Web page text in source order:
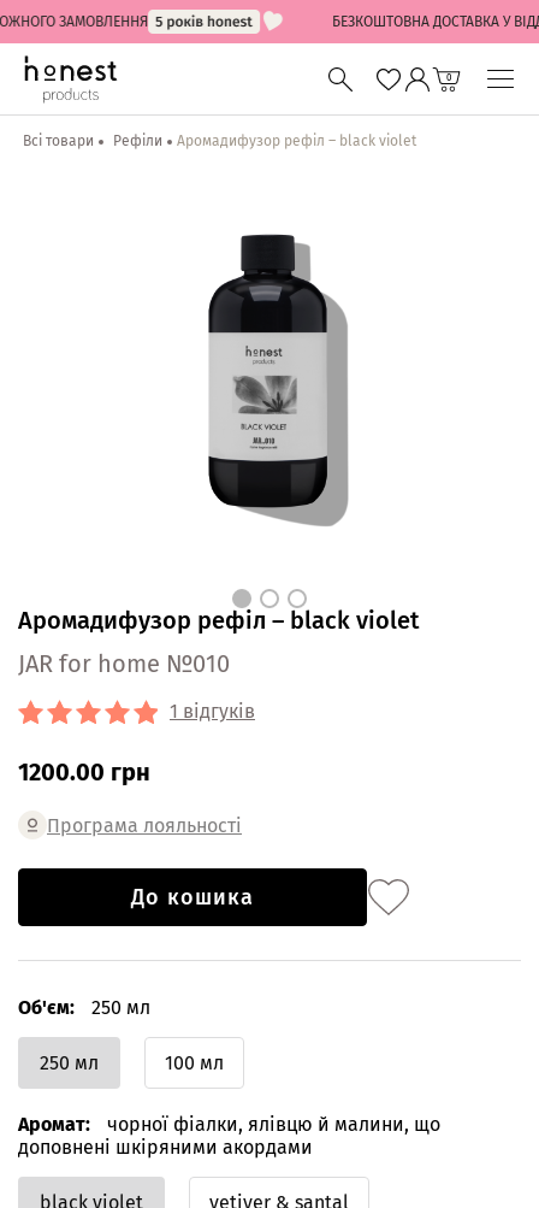
ЗАМОВЛЕННЯ БЕЗКОШТОВНА ДОСТАВКА У
0
Всі товари Рефіли Аромадифузор рефіл – black violet
Аромадифузор рефіл – black violet
JAR for home №010
1 відгуків
1200.00 грн
Програма лояльності
До кошика
Об'єм: 250 мл
250 мл 100 мл
Аромат:
чорної фіалки, ялівцю й малини, що
доповнені шкіряними акордами
black violet vetiver & santal